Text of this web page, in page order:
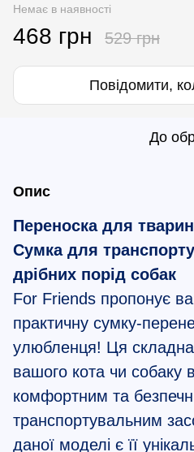
Немає в наявності
468 грн 529 грн
Повідомити,
До
Опис
Переноска для
Сумка для
дрібних порід собак
For Friends пропонує
практичну сумку-
улюбленця! Ця складна
вашого кота чи собаку
комфортним та
транспортувальним
даної моделі є її